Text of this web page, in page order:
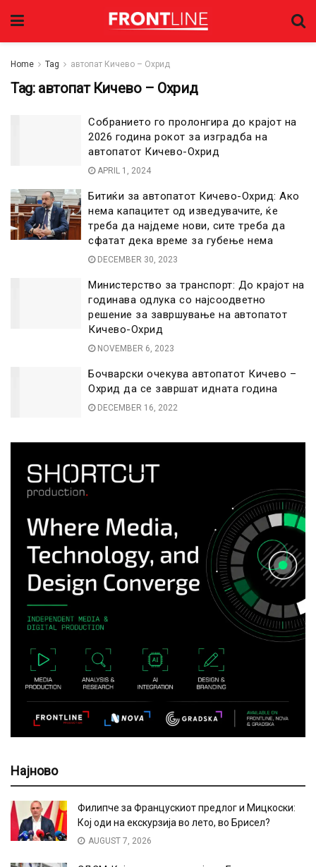
Home Tag автопат Кичево – Охрид
Tag: автопат Кичево – Охрид
Собранието го пролонгира до крајот на
2026 година рокот за изградба на
автопатот Кичево-Охрид
APRIL 1, 2024
Битиќи за автопатот Кичево-Охрид: Ако
нема капацитет од изведувачите, ќе
треба да најдеме нови, сите треба да
сфатат дека време за губење нема
DECEMBER 30, 2023
Министерство за транспорт: До крајот на
годинава одлука со најсоодветно
решение за завршување на автопатот
Кичево-Охрид
NOVEMBER 6, 2023
Бочварски очекува автопатот Кичево –
Охрид да се завршат идната година
DECEMBER 16, 2022
Најново
Филипче за Францускиот предлог и Мицкоски:
Кој оди на екскурзија во лето, во Брисел?
AUGUST 7, 2026